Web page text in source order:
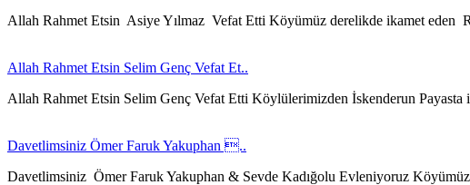
Allah Rahmet Etsin Asiye Yılmaz Vefat Etti Köyümüz derelikde ikamet eden
Allah Rahmet Etsin Selim Genç Vefat Et..
Allah Rahmet Etsin Selim Genç Vefat Etti Köylülerimizden İskenderun Payasta
Davetlimsiniz Ömer Faruk Yakuphan ..
Davetlimsiniz Ömer Faruk Yakuphan & Sevde Kadığolu Evleniyoruz